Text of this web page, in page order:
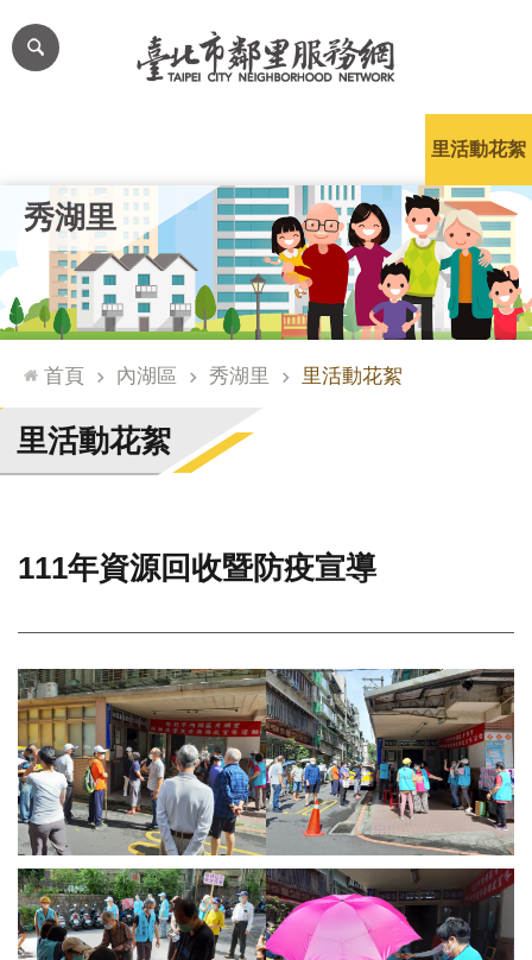
跳到主要內容區塊
網
站
台
通
臺
北
市
門
整
檢
索
系
統
文
化
局
文
化
資
產
秀湖里
里活動花絮
首頁 內湖區 秀湖里 里活動花絮
里活動花絮
111年資源回收暨防疫宣導